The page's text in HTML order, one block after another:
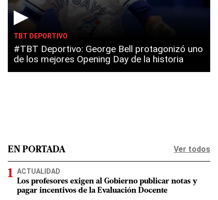
▶
TBT DEPORTIVO
#TBT Deportivo: George Bell protagonizó uno
de los mejores Opening Day de la historia
EN PORTADA Ver todos
ACTUALIDAD
Los profesores exigen al Gobierno publicar notas y
pagar incentivos de la Evaluación Docente